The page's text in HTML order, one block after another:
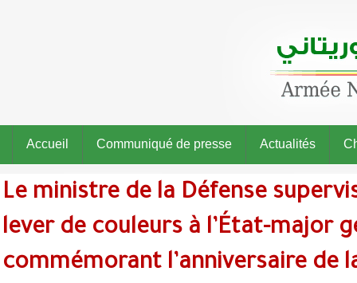
Accueil Communiqué de presse Actualités
Le ministre de la Défense
lever de couleurs à l’État-major
commémorant l’anniversaire de